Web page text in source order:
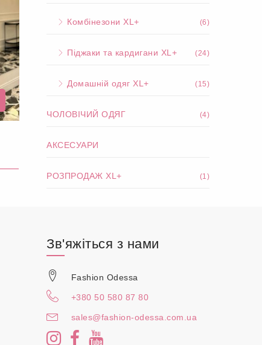
Комбінезони XL+ (6)
Піджаки та кардигани XL+ (24)
Домашній одяг XL+ (15)
ЧОЛОВІЧИЙ ОДЯГ (4)
АКСЕСУАРИ
РОЗПРОДАЖ XL+ (1)
Зв'яжіться з нами
Fashion Odessa
+380 50 580 87 80
sales@fashion-odessa.com.ua